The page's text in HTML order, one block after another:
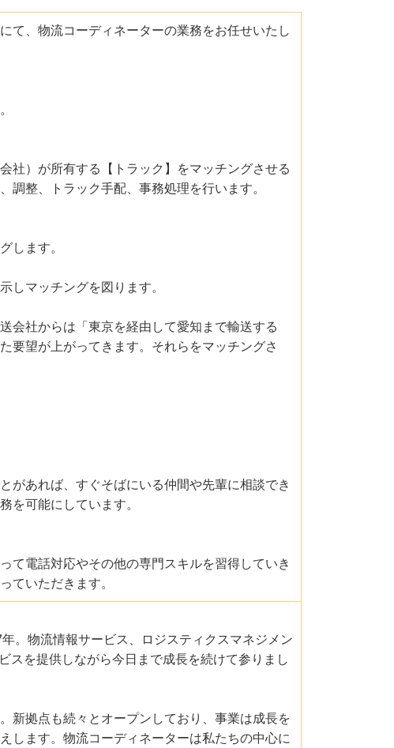
て、物流コーディネーターの業務をお任せいたし
社）が所有する【トラック】をマッチングさせる
整、トラック手配、事務処理を行います。
します。
しマッチングを図ります。
会社からは「東京を経由して愛知まで輸送する
要望が上がってきます。それらをマッチングさ
があれば、すぐそばにいる仲間や先輩に相談でき
を可能にしています。
て電話対応やその他の専門スキルを習得していき
ていただきます。
。物流情報サービス、ロジスティクスマネジメン
スを提供しながら今日まで成長を続けて参りまし
新拠点も続々とオープンしており、事業は成長を
します。物流コーディネーターは私たちの中心に